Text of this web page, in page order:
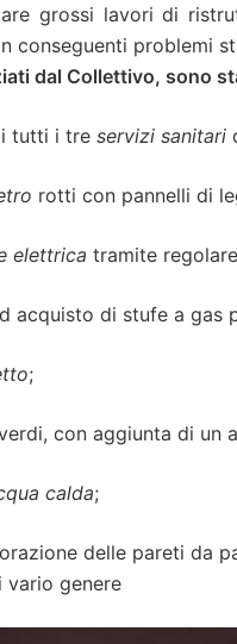
grossi lavori di
conseguenti problemi
dal Collettivo, sono
tutti i tre servizi sanitari
rotti con pannelli di
elettrica tramite
acquisto di stufe a gas
;
con aggiunta di un
calda;
delle pareti da
genere